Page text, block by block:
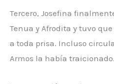
Tercero, Josefina
Tenua y Afrodita y tuvo
a toda prisa. Incluso
Armos la había traicionado.